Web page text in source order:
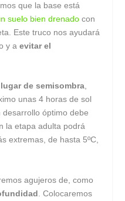
que la base está
suelo bien drenado con
Este truco nos ayudará
y aevitar el
lugar de semisombra,
unas 4 horas de sol
óptimo debe
la etapa adulta podrá
extremas, de hasta 5ºC,
agujeros de, como
. Colocaremos